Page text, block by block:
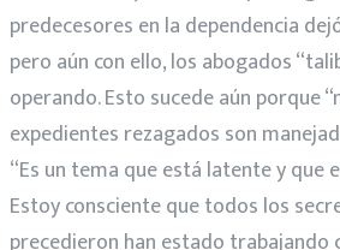
predecesores en la dependencia
pero aún con ello, los abogados
operando. Esto sucede aún porque
expedientes rezagados son
“Es un tema que está latente y que
Estoy consciente que todos los
precedieron han estado trabajando